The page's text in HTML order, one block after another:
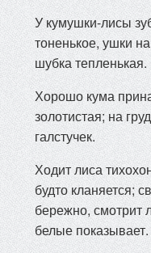
У кумушки-лисы
тоненькое, ушки
шубка тепленькая.
Хорошо кума
золотистая; на
галстучек.
Ходит лиса
будто кланяется;
бережно, смотрит
белые показывает.